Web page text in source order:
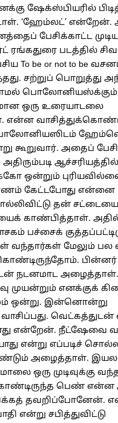
ஷேக்ஸ்பியரில்
‘ஹேம்லட்’ என்றேன்.
பேசிக்காட்ட
ரங்கதுரை படத்தில்
To be or not to be
சற்றுப் பொறுத்து
பொலோனியஸ்க்கும்
ஒரு உரையாடலை
என்ன
கூறுவார். அதைப்
ஆச்சரியத்தில்
ஒன்றும்
கேட்டபோது என்னை
தன்
காண்பித்தாள்.
பச்சைக்
வந்தார்கள் மேலும்
நடனமாட
முயன்றும் எனக்குக்
ஒன்று. இன்னொன்று
வெட்கத்துடன்
என்றேன். நீட்ஷேவை
என்று எப்படிச்
அழைத்தாள்.
ஒரு முடிவுக்கு
பெண்
தவறிப்போனேன்.
என்று சபித்துவிட்டு